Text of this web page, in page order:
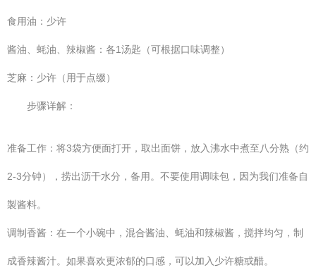
食用油：少许
酱油、蚝油、辣椒酱：各1汤匙（可根据口味调整）
芝麻：少许（用于点缀）
步骤详解：
准备工作：将3袋方便面打开，取出面饼，放入沸水中煮至八分熟（约
2-3分钟），捞出沥干水分，备用。不要使用调味包，因为我们准备自
製酱料。
调制香酱：在一个小碗中，混合酱油、蚝油和辣椒酱，搅拌均匀，制
成香辣酱汁。如果喜欢更浓郁的口感，可以加入少许糖或醋。